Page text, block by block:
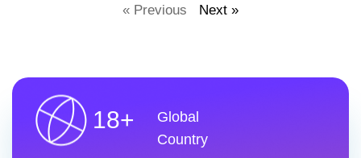
« Previous Next »
18+
Global
Country